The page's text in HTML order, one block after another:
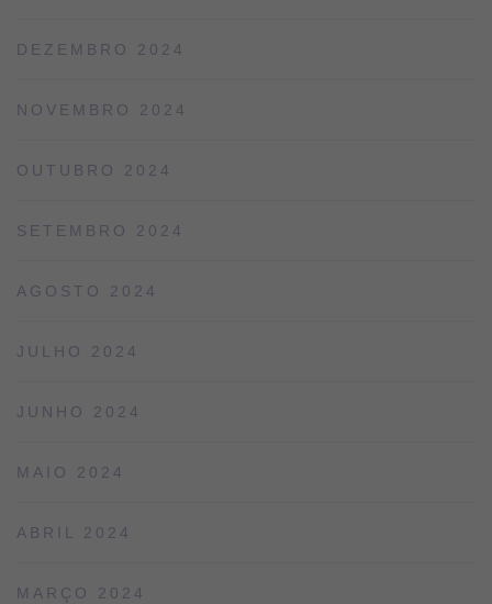
DEZEMBRO 2024
NOVEMBRO 2024
OUTUBRO 2024
SETEMBRO 2024
AGOSTO 2024
JULHO 2024
JUNHO 2024
MAIO 2024
ABRIL 2024
MARÇO 2024